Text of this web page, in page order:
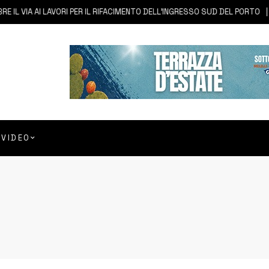
PER IL RIFACIMENTO DELL’INGRESSO SUD DEL PORTO 6
VIDEO